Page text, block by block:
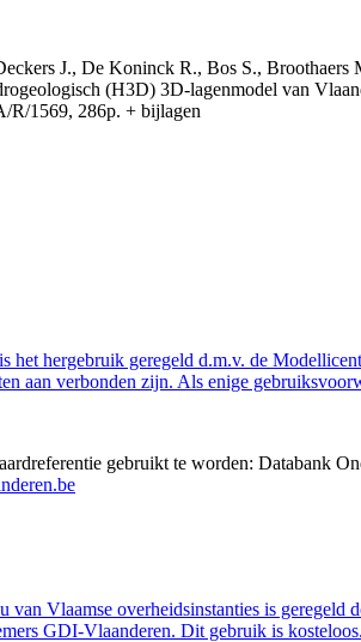
J., De Koninck R., Bos S.,
(H3D) 3D-lagenmodel van
R/1569, 286p. + bijlagen
hergebruik geregeld d.m.v. de
aan verbonden zijn. Als enige
gebruikt te worden: Databank
Vlaamse overheidsinstanties is
GDI-Vlaanderen. Dit gebruik is kosteloos.